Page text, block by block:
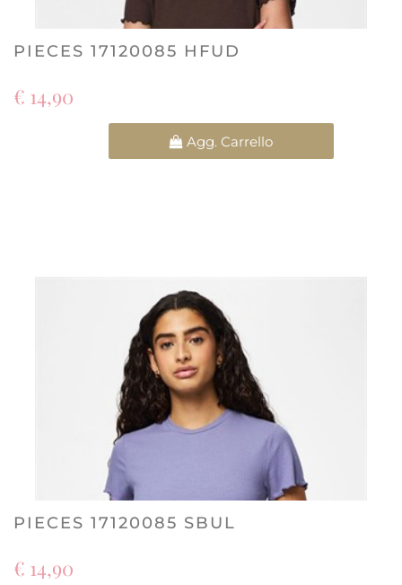
PIECES 17120085 HFUD
€ 14,90
Agg. Carrello
PIECES 17120085 SBUL
€ 14,90